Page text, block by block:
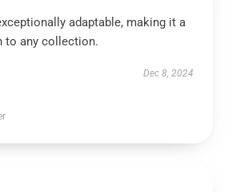
adaptable, making it a
to any collection.
Dec 8, 2024